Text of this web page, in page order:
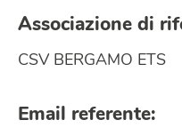
Associazione di
CSV BERGAMO ETS
Email referente: